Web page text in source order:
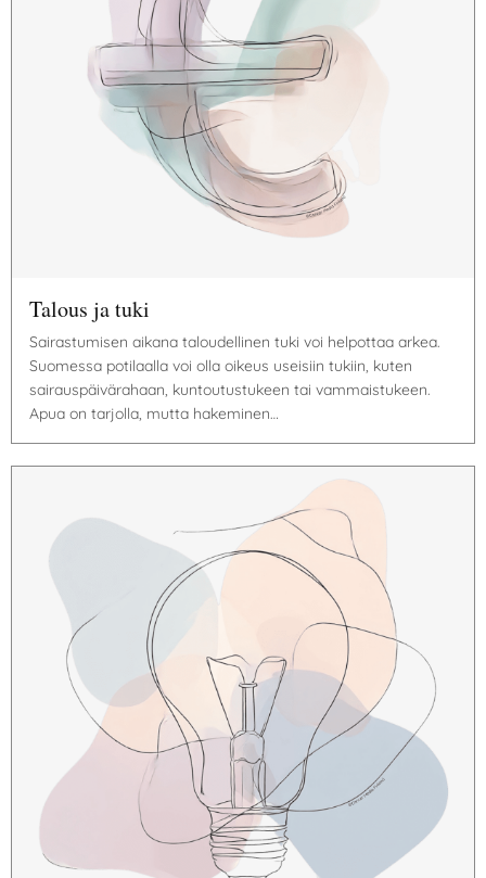
Talous ja tuki
Sairastumisen aikana taloudellinen tuki voi helpottaa arkea.
Suomessa potilaalla voi olla oikeus useisiin tukiin, kuten
sairauspäivärahaan, kuntoutustukeen tai vammaistukeen.
Apua on tarjolla, mutta hakeminen…